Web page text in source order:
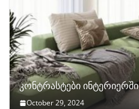
კონტრასტები ინტერიერში
October 29, 2024